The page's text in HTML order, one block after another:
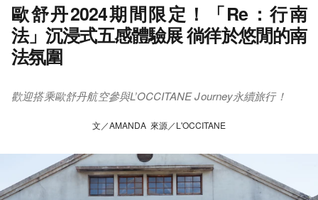
歐舒丹2024期間限定！「Re：行南
法」沉浸式五感體驗展 徜徉於悠閒的南
法氛圍
歡迎搭乘歐舒丹航空參與L’OCCITANE Journey永續旅行！
文／AMANDA 來源／L'OCCITANE